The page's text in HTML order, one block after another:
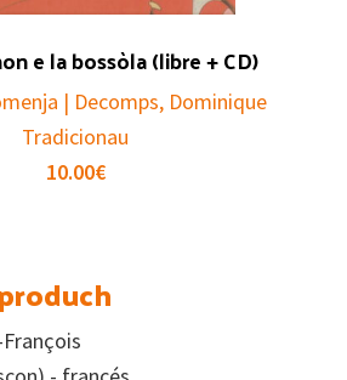
e la bossòla (libre + CD)
| Decomps, Dominique
Tradicionau
10.00€